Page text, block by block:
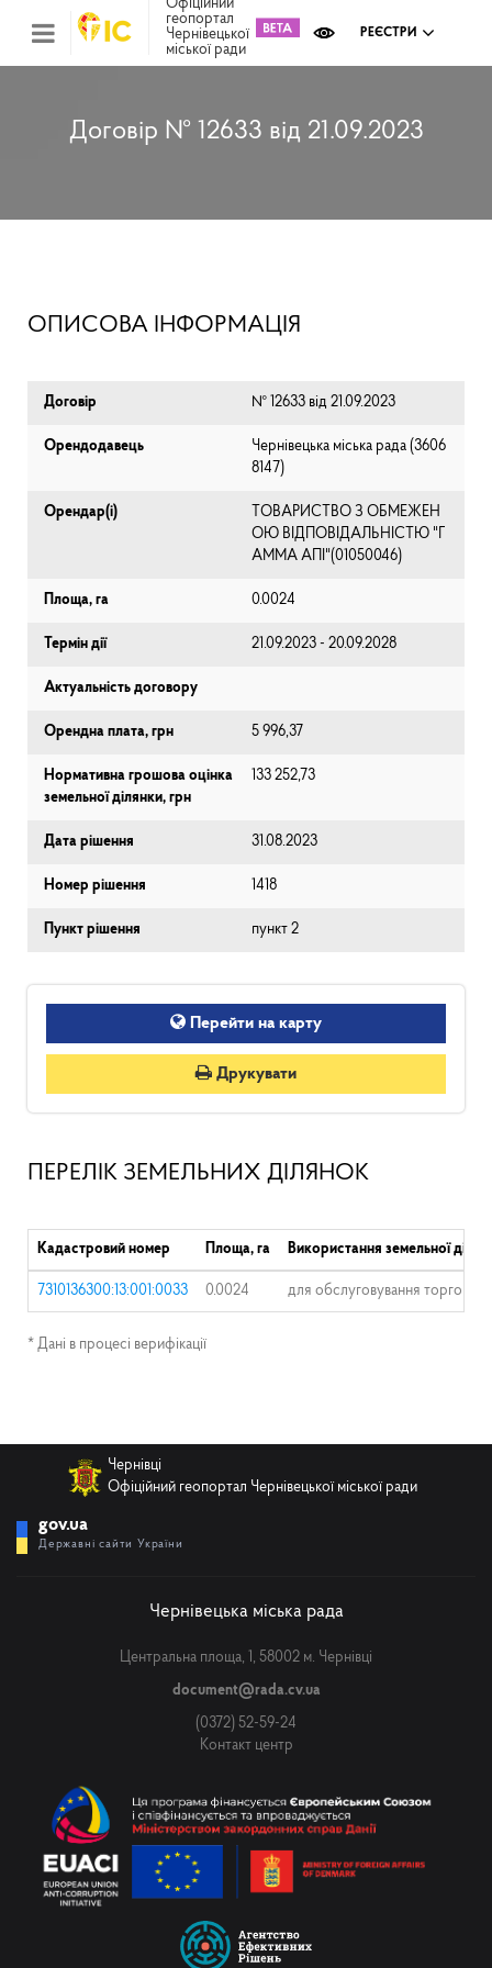
Офіційний
геопортал
Чернівецької
міської ради
РЕЄСТРИ
Договір № 12633 від 21.09.2023
ОПИСОВА ІНФОРМАЦІЯ
Договір № 12633 від 21.09.2023
Орендодавець
Чернівецька міська рада (⁨3606
8147⁩)
Орендар(і)
ТОВАРИСТВО З ОБМЕЖЕН
ОЮ ВІДПОВІДАЛЬНІСТЮ "Г
АММА АПІ"(01050046)
Площа, га 0.0024
Термін дії 21.09.2023 - 20.09.2028
Актуальність договору
Орендна плата, грн 5 996,37
Нормативна грошова оцінка
земельної ділянки, грн
133 252,73
Дата рішення 31.08.2023
Номер рішення 1418
Пункт рішення пункт 2
Перейти на карту
Друкувати
ПЕРЕЛІК ЗЕМЕЛЬНИХ ДІЛЯНОК
Кадастровий номер Площа, га Використання земельної
7310136300:13:001:0033 0.0024 для обслуговування
* Дані в процесі верифікації
Чернівці
Офіційний геопортал Чернівецької міської ради
gov.ua
Державні сайти України
Чернівецька міська рада
Центральна площа, 1, 58002 м. Чернівці
document@rada.cv.ua
(0372) 52-59-24
Контакт центр